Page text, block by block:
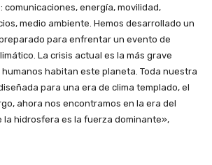
comunicaciones, energía, movilidad,
medio ambiente. Hemos desarrollado un
para enfrentar un evento de
La crisis actual es la más grave
habitan este planeta. Toda nuestra
para una era de clima templado, el
ahora nos encontramos en la era del
la hidrosfera es la fuerza dominante»,